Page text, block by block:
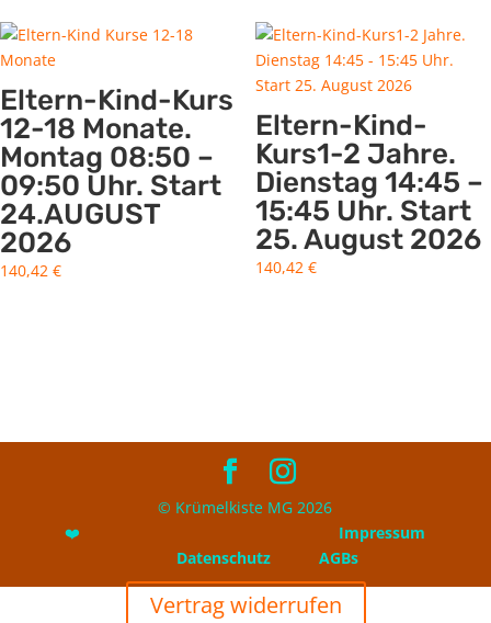
Eltern-Kind-Kurs
12-18 Monate.
Montag 08:50 –
09:50 Uhr. Start
24.AUGUST
2026
140,42 €
Eltern-Kind-
Kurs1-2 Jahre.
Dienstag 14:45 –
15:45 Uhr. Start
25. August 2026
140,42 €
© Krümelkiste MG 2026
❤️ Impressum
Datenschutz
AGBs
Vertrag widerrufen